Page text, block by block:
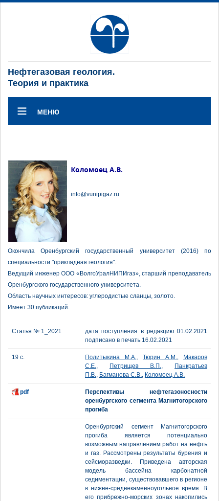
Нефтегазовая геология.
Теория и практика
МЕНЮ
Коломоец А.В.
info@vunipigaz.ru
Окончила Оренбургский государственный университет (2016) по
специальности "прикладная геология".
Ведущий инженер ООО «ВолгоУралНИПИгаз», старший преподаватель
Оренбургского государственного университета.
Область научных интересов: углеродистые сланцы, золото.
Имеет 30 публикаций.
Статья № 1_2021
дата поступления в редакцию 01.02.2021
подписано в печать 16.02.2021
19 с. Политыкина М.А., Тюрин А.М.,
Макаров
С.Е., Петрищев В.П.,
Панкратьев
П.В., Багманова С.В., Коломоец А.В.
pdf
Перспективы нефтегазоносности
оренбургского сегмента Магнитогорского
прогиба
Оренбургский сегмент Магнитогорского
прогиба является потенциально
возможным направлением работ на нефть
и газ. Рассмотрены результаты бурения и
сейсморазведки. Приведена авторская
модель бассейна карбонатной
седиментации, существовавшего в регионе
в нижне-среднекаменноугольное время. В
его прибрежно-морских зонах накопились